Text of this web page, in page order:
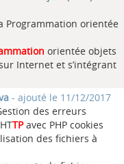
Programmation orientée
orientée objets
Internet et s’intégrant
- ajouté le 11/12/2017
des erreurs
TPavec PHP cookies
des fichiers à